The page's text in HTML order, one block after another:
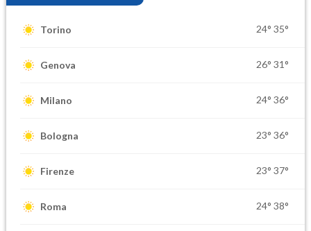
Torino 24° 35°
Genova 26° 31°
Milano 24° 36°
Bologna 23° 36°
Firenze 23° 37°
Roma 24° 38°